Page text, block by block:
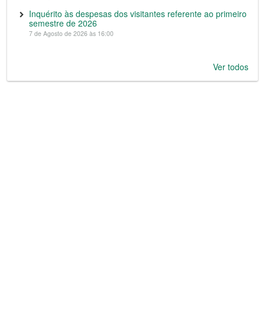
Inquérito às despesas dos visitantes referente ao primeiro
semestre de 2026
7 de Agosto de 2026 às 16:00
Ver todos